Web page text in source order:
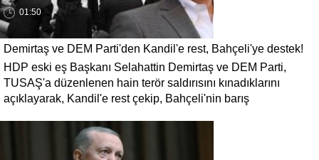
01:50
Demirtaş ve DEM Parti'den Kandil'e rest, Bahçeli'ye destek!
TUSAŞ saldırısına kınama...
HDP eski eş Başkanı Selahattin Demirtaş ve DEM Parti,
TUSAŞ'a düzenlenen hain terör saldırısını kınadıklarını
açıklayarak, Kandil'e rest çekip, Bahçeli'nin barış